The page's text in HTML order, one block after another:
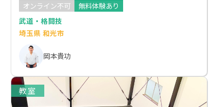
オンライン不可
無料体験あり
武道・格闘技
埼玉県 和光市
岡本貴功
教室